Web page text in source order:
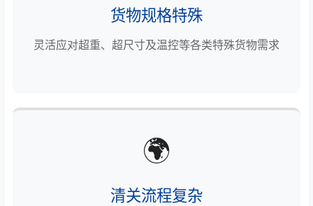
货物规格特殊
灵活应对超重、超尺寸及温控等各类特殊货物需求
🌍
清关流程复杂